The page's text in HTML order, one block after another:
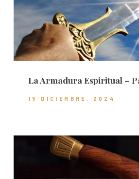
La Armadura Espiritual –
15 DICIEMBRE, 2024